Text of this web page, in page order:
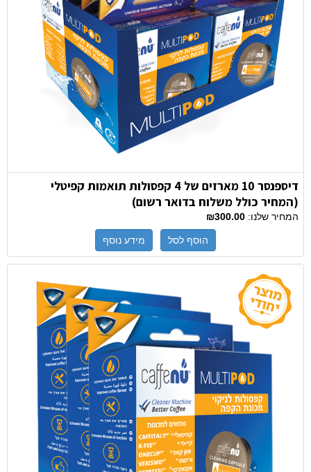
דיספנסר 10 מארזים של 4 קפסולות תואמות קפיטלי
(המחיר כולל משלוח בדואר רשום)
המחיר שלנו: ₪300.00
הוסף לסל מידע נוסף